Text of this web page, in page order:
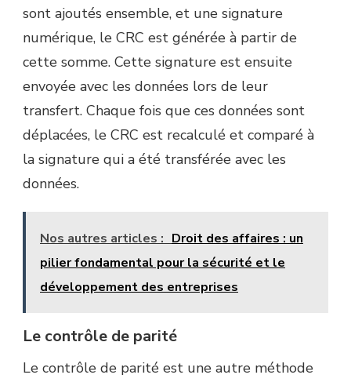
sont ajoutés ensemble, et une signature
numérique, le CRC est générée à partir de
cette somme. Cette signature est ensuite
envoyée avec les données lors de leur
transfert. Chaque fois que ces données sont
déplacées, le CRC est recalculé et comparé à
la signature qui a été transférée avec les
données.
Nos autres articles : Droit des affaires : un
pilier fondamental pour la sécurité et le
développement des entreprises
Le contrôle de parité
Le contrôle de parité est une autre méthode